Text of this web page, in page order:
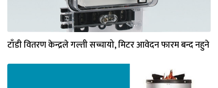
टाँडी वितरण केन्द्रले गल्ती सच्चायो, मिटर आवेदन फारम बन्द नहुने